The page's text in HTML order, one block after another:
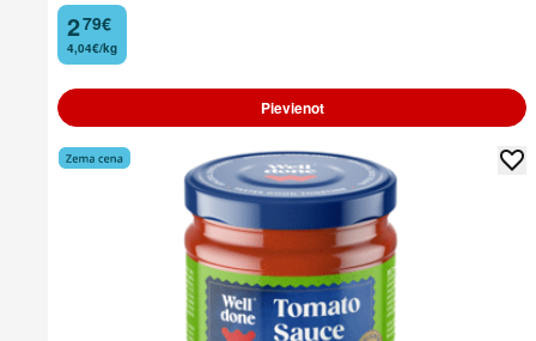
2
. 79€
4,04€/kg
Pievienot